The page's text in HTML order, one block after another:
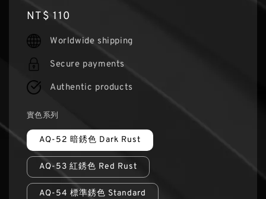
Regular
price
NT$ 110
Worldwide shipping
Secure payments
Authentic products
實色系列
AQ-52 暗銹色 Dark Rust
AQ-53 紅銹色 Red Rust
AQ-54 標準銹色 Standard